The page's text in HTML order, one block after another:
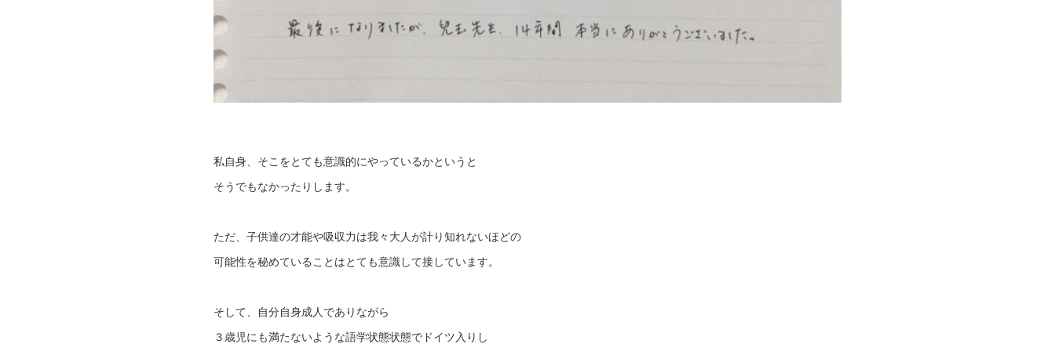
私自身、そこをとても意識的にやっているかというと
そうでもなかったりします。
ただ、子供達の才能や吸収力は我々大人が計り知れないほどの
可能性を秘めていることはとても意識して接しています。
そして、自分自身成人でありながら
３歳児にも満たないような語学状態状態でドイツ入りし